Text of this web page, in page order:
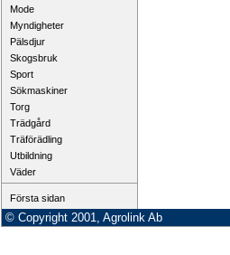
Mode
Myndigheter
Pälsdjur
Skogsbruk
Sport
Sökmaskiner
Torg
Trädgård
Träförädling
Utbildning
Väder
Första sidan
© Copyright 2001, Agrolink Ab